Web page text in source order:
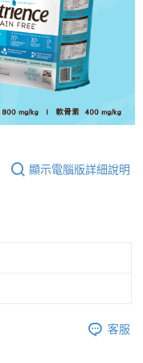
顯示電腦版詳細說明
客服